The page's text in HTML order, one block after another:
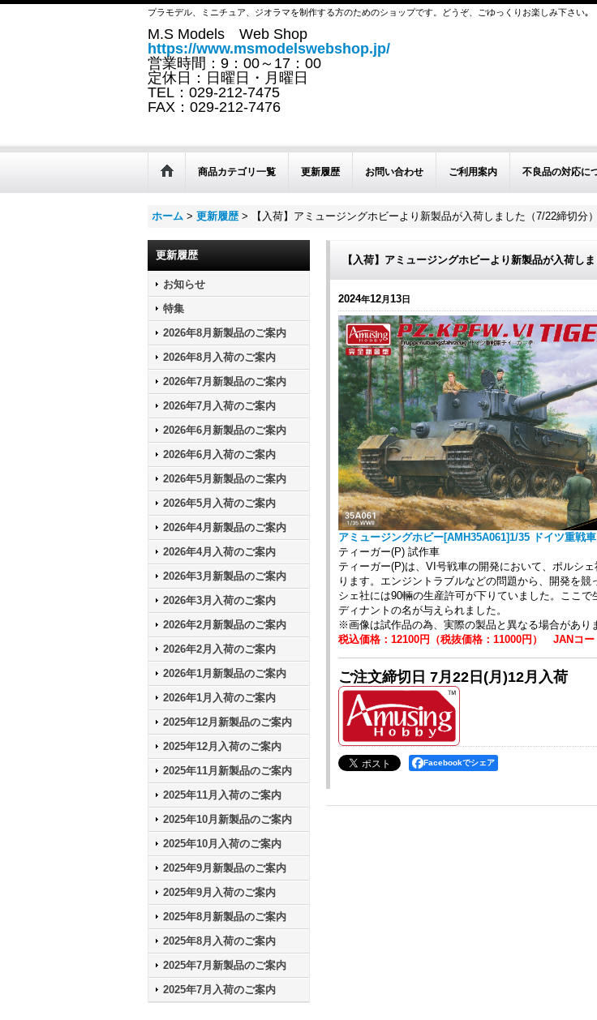
プラモデル、ミニチュア、ジオラマを制作する方のためのショップです。どうぞ、ごゆっくりお楽しみ下さい｡
M.S Models Web Shop
https://www.msmodelswebshop.jp/
営業時間：9：00～17：00
定休日：日曜日・月曜日
TEL：029-212-7475
FAX：029-212-7476
商品カテゴリ一覧 更新履歴 お問い合わせ ご利用案内 不良品の対応に
ホーム > 更新履歴 > 【入荷】アミュージングホビーより新製品が入荷しました（7/22締切分）
更新履歴
お知らせ
特集
2026年8月新製品のご案内
2026年8月入荷のご案内
2026年7月新製品のご案内
2026年7月入荷のご案内
2026年6月新製品のご案内
2026年6月入荷のご案内
2026年5月新製品のご案内
2026年5月入荷のご案内
2026年4月新製品のご案内
2026年4月入荷のご案内
2026年3月新製品のご案内
2026年3月入荷のご案内
2026年2月新製品のご案内
2026年2月入荷のご案内
2026年1月新製品のご案内
2026年1月入荷のご案内
2025年12月新製品のご案内
2025年12月入荷のご案内
2025年11月新製品のご案内
2025年11月入荷のご案内
2025年10月新製品のご案内
2025年10月入荷のご案内
2025年9月新製品のご案内
2025年9月入荷のご案内
2025年8月新製品のご案内
2025年8月入荷のご案内
2025年7月新製品のご案内
2025年7月入荷のご案内
【入荷】アミュージングホビーより新製品が入荷しま
2024年12月13日
アミュージングホビー[AMH35A061]1/35 ドイツ重戦
ティーガー(P) 試作車
ティーガー(P)は、VI号戦車の開発において、ポルシ
ります。エンジントラブルなどの問題から、開発を
シェ社には90輛の生産許可が下りていました。ここ
ディナントの名が与えられました。
※画像は試作品の為、実際の製品と異なる場合があり
税込価格：12100円（税抜価格：11000円） JANコー
ご注文締切日 7月22日(月)12月入荷
Facebookでシェア